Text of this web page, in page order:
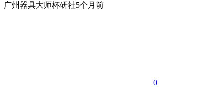
广州器具大师杯研社5个月前
0